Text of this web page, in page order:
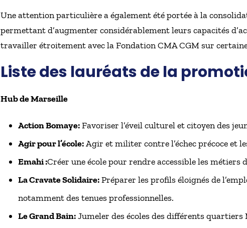
Une attention particulière a également été portée à la
permettant d’augmenter considérablement leurs capacités
travailler étroitement avec la Fondation CMA CGM sur
Liste des lauréats de la
Hub de Marseille
Action Bomaye:Favoriser l’éveil culturel et citoyen des
Agir pour l’école:Agir et militer contre l’échec précoce et
Emahi :Créer une école pour rendre accessible les
La Cravate Solidaire:Préparer les profils éloignés de
notamment des tenues professionnelles.
Le Grand Bain:Jumeler des écoles des différents